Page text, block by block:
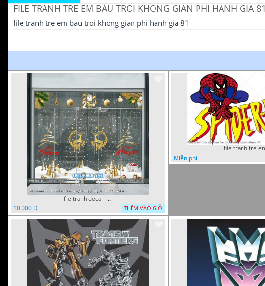
FILE TRANH TRE EM BAU TROI KHONG GIAN PHI HANH GIA 81
file tranh tre em bau troi khong gian phi hanh gia 81
file tranh decal noel huou nai cay thong giang sinh 28112024 h
10.000 Đ
THÊM VÀO GIỎ
Miễn phí